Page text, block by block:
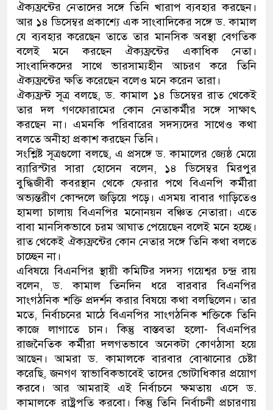
থানা পুলিশ
যেকোনো সময় বেনজীরের
নেতৃত্ব ও গণতন্ত্রের মূর্তমান
ঐক্যফ্রন্টের নেতাদের সঙ্গে তিনি খারাপ ব্যবহার করছেন।
আর ১৪ ডিসেম্বর প্রকাশ্যে এক সাংবাদিকের সঙ্গে ড. কামাল
যে ব্যবহার করেছেন তাতে তার মানসিক অবস্থা বেগতিক
বলেই মনে করছেন ঐক্যফ্রন্টের একাধিক নেতা।
সাংবাদিকদের সাথে ভারসাম্যহীন আচরণ করে তিনি
ঐক্যফ্রন্টের ক্ষতি করেছেন বলেও মনে করেন তারা।
ঐক্যফ্রন্ট সূত্র বলছে, ড. কামাল ১৪ ডিসেম্বর রাত থেকেই
তার দল গণফোরামের কোন নেতাকর্মীর সঙ্গে সাক্ষাৎ
করছেন না। এমনকি পরিবারের সদস্যদের সাথেও কথা
বলতে অনীহা প্রকাশ করছেন তিনি।
সংশ্লিষ্ট সূত্রগুলো বলছে, এ প্রসঙ্গে ড. কামালের জ্যেষ্ঠ মেয়ে
ব্যারিস্টার সারা হোসেন বলেন, ১৪ ডিসেম্বর মিরপুর
বুদ্ধিজীবী কবরস্থান থেকে ফেরার পথে বিএনপি কর্মীরা
অভ্যন্তরীণ কোন্দলে জড়িয়ে পড়ে। এসময় বাবার গাড়িতেও
হামলা চালায় বিএনপির মনোনয়ন বঞ্চিত নেতারা। এতে
বাবা মানসিকভাবে চরম আঘাত পেয়েছেন বলেই মনে হচ্ছে।
রাত থেকেই ঐক্যফ্রন্টের কোন নেতার সঙ্গে তিনি কথা বলতে
চাচ্ছেন না।
এবিষয়ে বিএনপির স্থায়ী কমিটির সদস্য গয়েশ্বর চন্দ্র রায়
বলেন, ড. কামাল তিনদিন ধরে বারবার বিএনপির
সাংগঠনিক শক্তি প্রদর্শন করার বিষয়ে কথা বলছিলেন। তার
মতে, নির্বাচনের মাঠে বিএনপির সাংগঠনিক শক্তিকে তিনি
কাজে লাগাতে চান। কিন্তু বাস্তবতা হলো- বিএনপির
রাজনৈতিক কর্মীরা দলগতভাবে অনেকটা কোণঠাসা হয়ে
আছেন। আমরা ড. কামালকে বারবার বোঝানোর চেষ্টা
করেছি, জনগণ স্বাভাবিকভাবেই তাদের ভোটাধিকার প্রয়োগ
করবে। আর আমরাই এই নির্বাচনে ক্ষমতায় এসে ড.
কামালকে রাষ্ট্রপতি করবো। কিন্তু তিনি নির্বাচনী প্রচারণায়